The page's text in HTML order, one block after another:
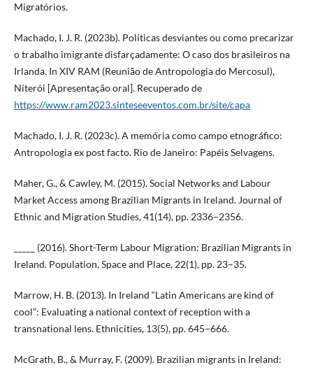
Migratórios.
Machado, I. J. R. (2023b). Políticas desviantes ou como precarizar
o trabalho imigrante disfarçadamente: O caso dos brasileiros na
Irlanda. In XIV RAM (Reunião de Antropologia do Mercosul),
Niterói [Apresentação oral]. Recuperado de
https://www.ram2023.sinteseeventos.com.br/site/capa
Machado, I. J. R. (2023c). A memória como campo etnográfico:
Antropologia ex post facto. Rio de Janeiro: Papéis Selvagens.
Maher, G., & Cawley, M. (2015). Social Networks and Labour
Market Access among Brazilian Migrants in Ireland. Journal of
Ethnic and Migration Studies, 41(14), pp. 2336–2356.
_____ (2016). Short-Term Labour Migration: Brazilian Migrants in
Ireland. Population, Space and Place, 22(1), pp. 23–35.
Marrow, H. B. (2013). In Ireland “Latin Americans are kind of
cool”: Evaluating a national context of reception with a
transnational lens. Ethnicities, 13(5), pp. 645–666.
McGrath, B., & Murray, F. (2009). Brazilian migrants in Ireland: